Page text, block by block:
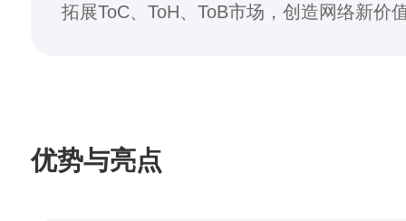
拓展ToC、ToH、ToB市场，创造网络新价
优势与亮点